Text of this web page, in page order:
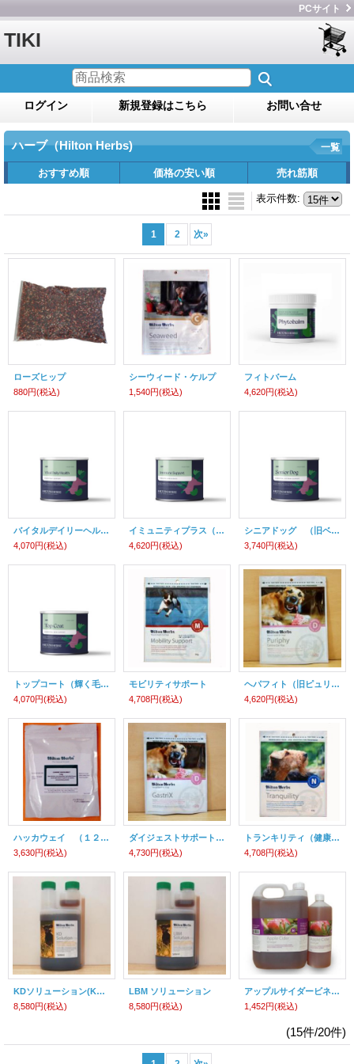
PCサイト
TIKI
ログイン 新規登録はこちら お問い合せ
ハーブ（Hilton Herbs) 一覧
おすすめ順 価格の安い順 売れ筋順
表示件数:
1 2 次»
ローズヒップ
880円(税込)
シーウィード・ケルプ
1,540円(税込)
フィトバーム
4,620円(税込)
バイタルデイリーヘルス（一生涯を通じて、身体機能全般の健康維持のためのミックス）
4,070円(税込)
イミュニティプラス（免疫系のサポート）
4,620円(税込)
シニアドッグ （旧ベテラン）（高齢犬の生理システムサポート）
3,740円(税込)
トップコート（輝く毛並みとコンディションの良い皮膚の為に）
4,070円(税込)
モビリティサポート
4,708円(税込)
ヘパフィト（旧ピュリファイ）
4,620円(税込)
ハッカウェイ （１２５ｇ）
3,630円(税込)
ダイジェストサポート（旧ガストリエックス）
4,730円(税込)
トランキリティ（健康的でバランスのとれた神経系とおちつきのための維持のためのミックス）
4,708円(税込)
KDソリューション(KD Solution)
8,580円(税込)
LBM ソリューション
8,580円(税込)
アップルサイダービネガー(Apple Cider Vinegar)
1,452円(税込)
(15件/20件)